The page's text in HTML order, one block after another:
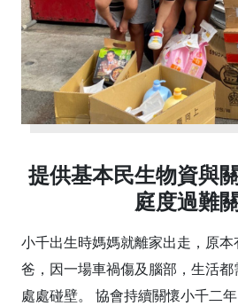
提供基本民生物資與
庭度過難
小千出生時媽媽就離家出走，原
爸，因一場車禍傷及腦部，生活
處處碰壁。 協會持續關懷小千二